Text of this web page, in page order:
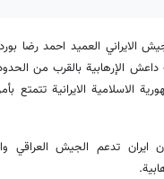
الایراني العمید احمد رضا
الإرهابية بالقرب من الحدود
الاسلامية الايرانية تتمتع
ايران تدعم الجيش العراقي